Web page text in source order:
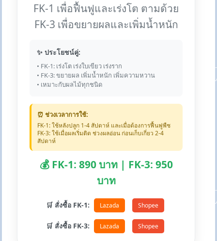
FK-1 เพื่อฟื้นฟูและเร่งโต ตามด้วย
FK-3 เพื่อขยายผลและเพิ่มน้ำหนัก
✨ ประโยชน์คู่:
• FK-1: เร่งโต เร่งใบเขียว เร่งราก
• FK-3: ขยายผล เพิ่มน้ำหนัก เพิ่มความหวาน
• เหมาะกับผลไม้ทุกชนิด
⏰ ช่วงเวลาการใช้:
FK-1: ใช้หลังปลูก 1-4 สัปดาห์ และเมื่อต้องการฟื้นฟูพืช
FK-3: ใช้เมื่อผลเริ่มติด ช่วงผลอ่อน ก่อนเก็บเกี่ยว 2-4
สัปดาห์
💰 FK-1: 890 บาท | FK-3: 950
บาท
🛒 สั่งซื้อ FK-1: Lazada Shopee
🛒 สั่งซื้อ FK-3: Lazada Shopee